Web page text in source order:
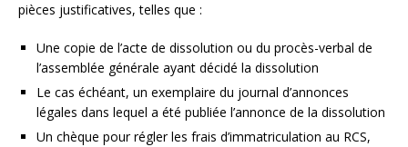
pièces justificatives, telles que :
Une copie de l’acte de dissolution ou du procès-verbal de
l’assemblée générale ayant décidé la dissolution
Le cas échéant, un exemplaire du journal d’annonces
légales dans lequel a été publiée l’annonce de la dissolution
Un chèque pour régler les frais d’immatriculation au RCS,